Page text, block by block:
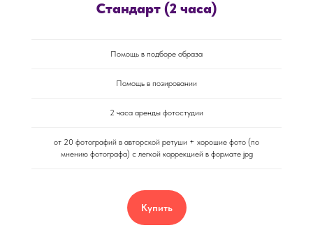
Стандарт (2 часа)
Помощь в подборе образа
Помощь в позировании
2 часа аренды фотостудии
от 20 фотографий в авторской ретуши + хорошие фото (по
мнению фотографа) с легкой коррекцией в формате jpg
Купить